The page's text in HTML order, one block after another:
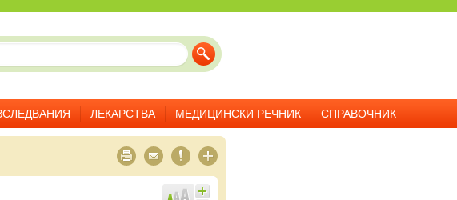
ЛЕКАРСТВА МЕДИЦИНСКИ РЕЧНИК СПРАВОЧНИК